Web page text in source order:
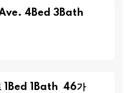
4Bed 3Bath
1Bed 1Bath 46가